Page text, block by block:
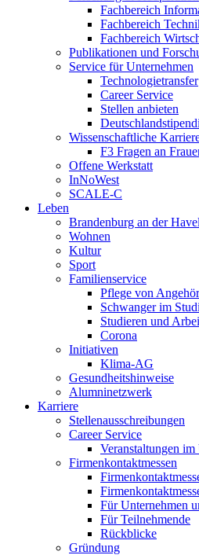
Fachbereich
Fachbereich
Fachbereich
Publikationen und
Service für Unternehmen
Technologietransfer
Career Service
Stellen anbieten
Wissenschaftliche
F3 Fragen an
Offene Werkstatt
InNoWest
SCALE-C
Leben
Brandenburg an der Havel
Wohnen
Kultur
Sport
Familienservice
Pflege von
Schwanger im
Studieren und
Corona
Initiativen
Klima-AG
Gesundheitshinweise
Alumninetzwerk
Karriere
Stellenausschreibungen
Career Service
Veranstaltungen
Firmenkontaktmessen
Für Unternehmen
Für Teilnehmende
Rückblicke
Gründung